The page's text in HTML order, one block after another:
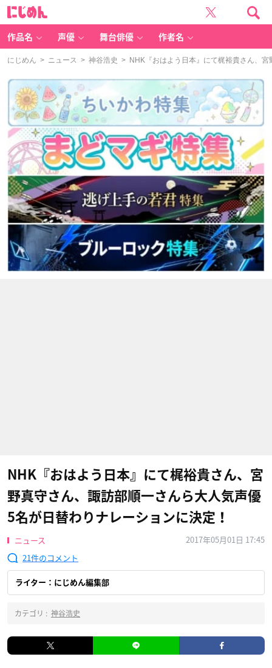
作品名 声優 舞台俳優 作者名
にじめん > ニュース > 神谷浩史 > NHK『おはよう日本』にて梶裕貴さん、
NHK『おはよう日本』にて梶裕貴さん、宮
野真守さん、諏訪部順一さんら大人気声優
5名​が日替わりナレーションに決定！
ニュース
2017年05月01日 17:45
21
ライター：にじめん編集部
カテゴリ : 神谷浩史